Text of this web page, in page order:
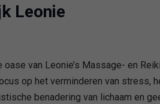
Leonie
oase van Leonie’s Massage- en
op het verminderen van
benadering van lichaam en